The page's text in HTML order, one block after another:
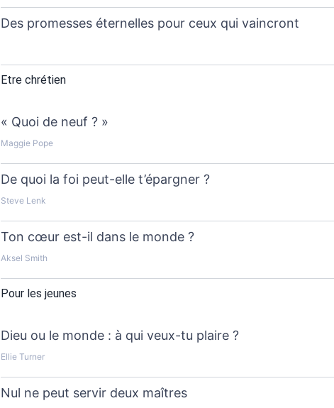
Des promesses éternelles pour ceux qui vaincront
Etre chrétien
« Quoi de neuf ? »
Maggie Pope
De quoi la foi peut-elle t’épargner ?
Steve Lenk
Ton cœur est-il dans le monde ?
Aksel Smith
Pour les jeunes
Dieu ou le monde : à qui veux-tu plaire ?
Ellie Turner
Nul ne peut servir deux maîtres